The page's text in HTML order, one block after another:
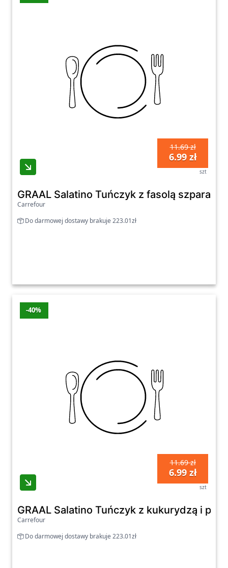
11.69 zł
6.99 zł
szt
GRAAL Salatino Tuńczyk z fasolą
Carrefour
Do darmowej dostawy brakuje 223.01zł
-40%
11.69 zł
6.99 zł
szt
GRAAL Salatino Tuńczyk z kukurydzą i
Carrefour
Do darmowej dostawy brakuje 223.01zł